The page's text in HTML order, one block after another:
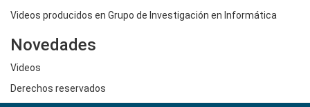
Videos producidos en Grupo de Investigación en Informática
Novedades
Videos
Derechos reservados